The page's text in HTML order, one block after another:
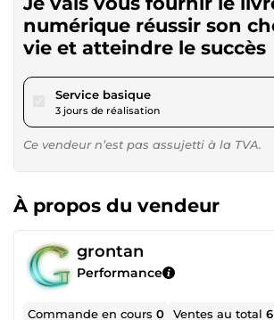
numérique réussir son
vie et atteindre le succès
Service basiquepour 17,32 $US
3 jours de réalisation
Ce vendeur n’est pas assujetti à la TVA.
À propos du vendeur
grontan
Performance
Commande en cours0 Ventes au total6